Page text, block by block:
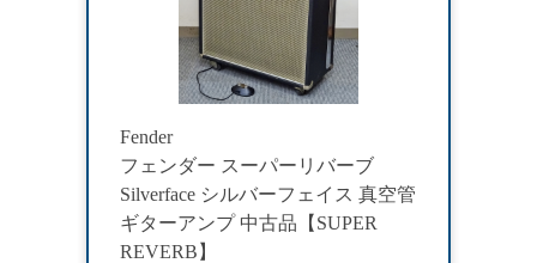
Fender
フェンダー スーパーリバーブ
Silverface シルバーフェイス 真空管
ギターアンプ 中古品【SUPER
REVERB】